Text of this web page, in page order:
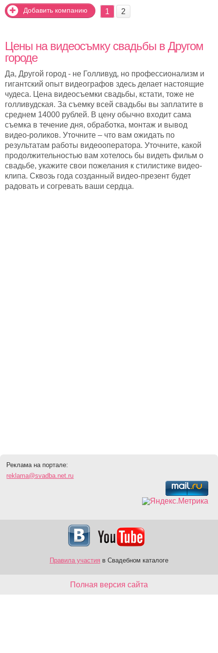
Добавить компанию 1 2
Цены на видеосъмку свадьбы в Другом
городе
Да, Другой город - не Голливуд, но профессионализм и
гигантский опыт видеографов здесь делает настоящие
чудеса. Цена видеосъемки свадьбы, кстати, тоже не
голливудская. За съемку всей свадьбы вы заплатите в
среднем 14000 рублей. В цену обычно входит сама
съемка в течение дня, обработка, монтаж и вывод
видео-роликов. Уточните – что вам ожидать по
результатам работы видеооператора. Уточните, какой
продолжительностью вам хотелось бы видеть фильм о
свадьбе, укажите свои пожелания к стилистике видео-
клипа. Сквозь года созданный видео-презент будет
радовать и согревать ваши сердца.
Реклама на портале:
reklama@svadba.net.ru
Правила участия в Свадебном каталоге
Полная версия сайта